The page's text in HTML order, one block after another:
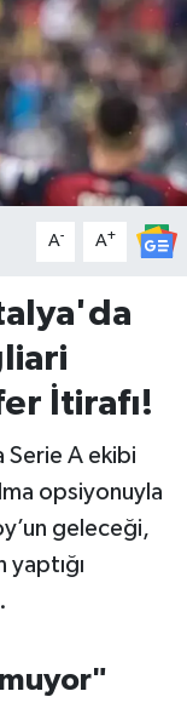
A- A+
İtirafı!
Serie A ekibi
opsiyonuyla
geleceği,
yaptığı